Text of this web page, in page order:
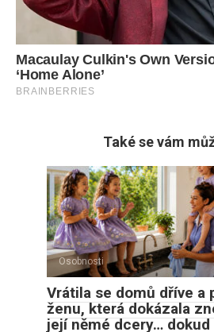
Také se vám
Osobnosti
Vrátila se domů dříve a
ženu, která dokázala
její němé dcery… dokud